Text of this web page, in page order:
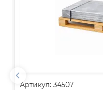
Артикул: 34507